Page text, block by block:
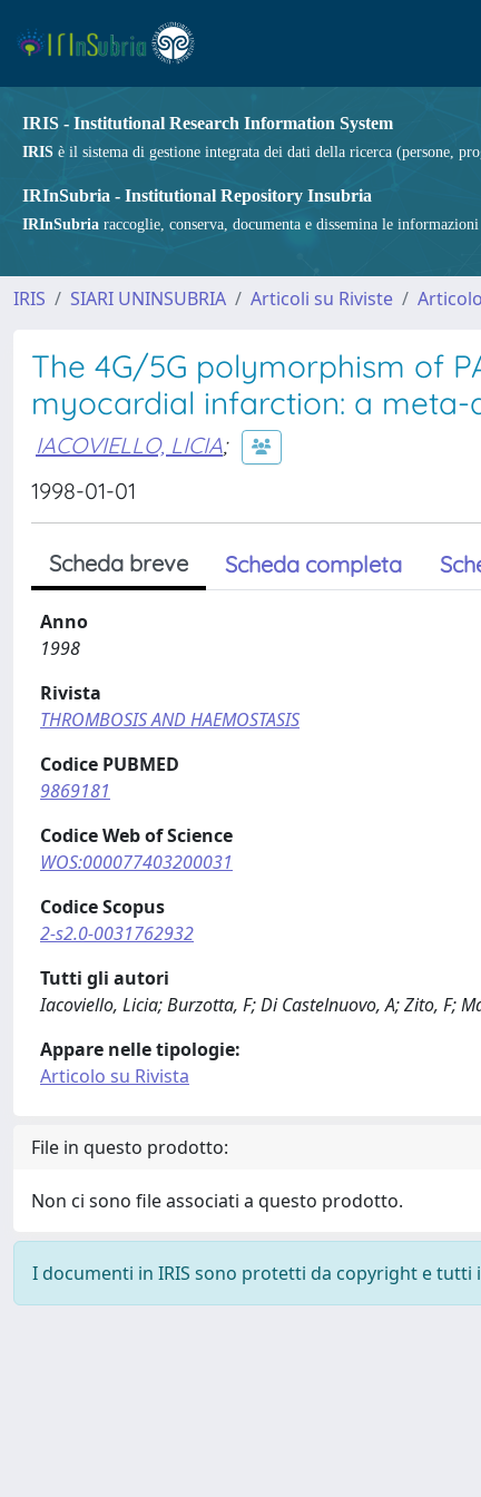
IRIS - Institutional Research Information System
IRIS è il sistema di gestione integrata dei dati della ricerca (persone,
IRInSubria - Institutional Repository Insubria
IRInSubria raccoglie, conserva, documenta e dissemina le
IRIS SIARI UNINSUBRIA Articoli su Riviste
The 4G/5G polymorphism of
myocardial infarction: a meta-
IACOVIELLO, LICIA;
1998-01-01
Scheda breve Scheda completa
Anno
1998
Rivista
THROMBOSIS AND HAEMOSTASIS
Codice PUBMED
9869181
Codice Web of Science
WOS:000077403200031
Codice Scopus
2-s2.0-0031762932
Tutti gli autori
Iacoviello, Licia; Burzotta, F; Di Castelnuovo, A; Zito, F;
Appare nelle tipologie:
Articolo su Rivista
File in questo prodotto:
Non ci sono file associati a questo prodotto.
I documenti in IRIS sono protetti da copyright e